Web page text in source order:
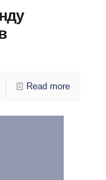
Read more